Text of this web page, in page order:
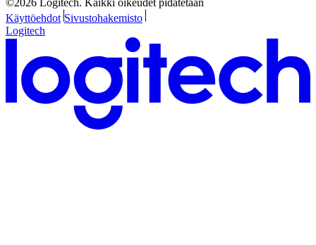
©2026 Logitech. Kaikki oikeudet pidätetään
Käyttöehdot Sivustohakemisto
Logitech